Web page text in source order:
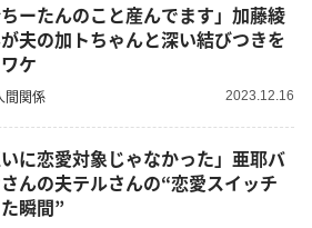
ちーたんのこと産んでます」加藤綾
夫の加トちゃんと深い結びつきを
ケ
間関係 2023.12.16
いに恋愛対象じゃなかった」亜耶バ
んの夫テルさんの“恋愛スイッチ
瞬間”